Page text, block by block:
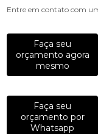
Entre em contato com
Faça seu
orçamento agora
mesmo
Faça seu
orçamento por
Whatsapp